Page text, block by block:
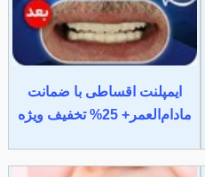
ایمپلنت اقساطی با ضمانت
مادام‌العمر+ 25% تخفیف ویژه